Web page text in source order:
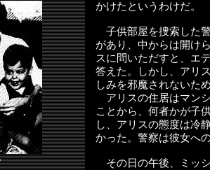
かけたというわけだ。
子供部屋を捜索した
があり、中からは開け
スに問いただすと、エ
答えた。しかし、アリ
しみを邪魔されないた
アリスの住居はマン
ことから、何者かが子
し、アリスの態度は冷
かった。警察は彼女へ
その日の午後、ミッ